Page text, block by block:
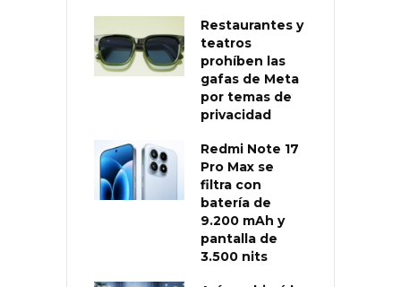
Restaurantes y
teatros
prohíben las
gafas de Meta
por temas de
privacidad
Redmi Note 17
Pro Max se
filtra con
batería de
9.200 mAh y
pantalla de
3.500 nits